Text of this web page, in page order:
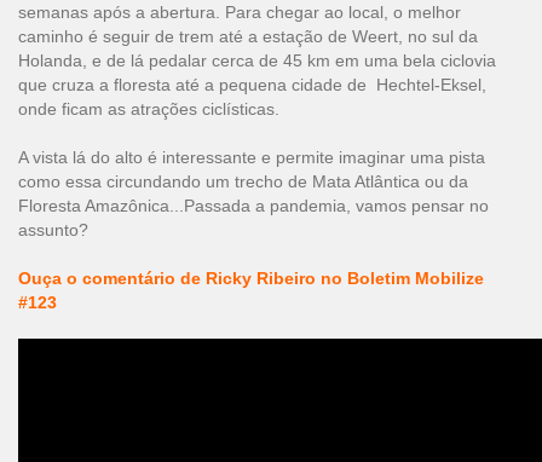
semanas após a abertura. Para chegar ao local, o melhor
caminho é seguir de trem até a estação de Weert, no sul da
Holanda, e de lá pedalar cerca de 45 km em uma bela ciclovia
que cruza a floresta até a pequena cidade de Hechtel-Eksel,
onde ficam as atrações ciclísticas.
A vista lá do alto é interessante e permite imaginar uma pista
como essa circundando um trecho de Mata Atlântica ou da
Floresta Amazônica...Passada a pandemia, vamos pensar no
assunto?
Ouça o comentário de Ricky Ribeiro no Boletim Mobilize
#123